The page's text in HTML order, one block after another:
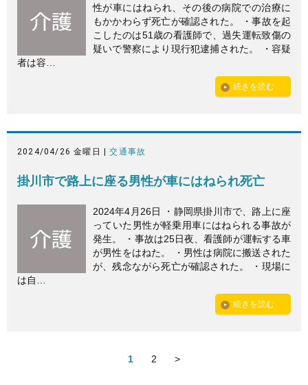
性が車にはねられ、その後の病院での治療に
もかかわらず死亡が確認された。 ・事故を起
こしたのは51歳の看護師で、過失運転致傷の
疑いで警察により現行犯逮捕された。 ・容疑
者は容…
続きを読む
2024/04/26 金曜日 |交通事故
掛川市で路上に座る男性が車にはねられ死亡
2024年4月26日 ・静岡県掛川市で、路上に座
っていた男性が軽乗用車にはねられる事故が
発生。 ・事故は25日夜、看護師が運転する車
が男性をはねた。 ・男性は病院に搬送された
が、残念ながら死亡が確認された。 ・現場に
は自…
続きを読む
1 2 >